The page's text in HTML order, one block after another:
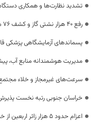
تشدید نظارت‌ها و همکاری
رفع 40 هزار نشتی گاز و کشف 76 مورد سرقت گاز در چهار ماهه نخست سال
پسماندهای آزمایشگاهی پزشکی
مدیریت هوشمندانه منابع آب،
سرعت‌های غیرمجاز و خلاء
خراسان جنوبی رتبه نخست
اعزام حدود 5 هزار زائر اربعین از خراسان جنوبی؛ بازگشت‌ها آغاز شد